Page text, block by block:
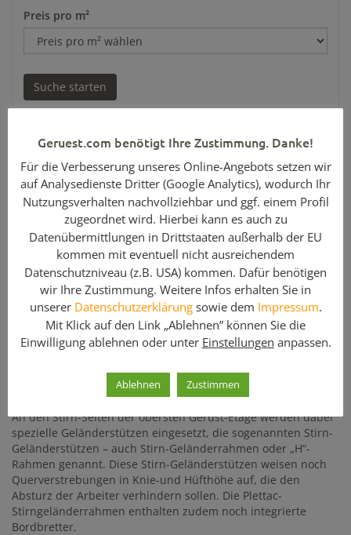
Preis pro m²
Stirn-Geländerrahmen SL 100×74 Plettac gebraucht – für den
Einsatz im Plettac SL 70 Fassadengerüst.
Enthaltene Komponenten
Artikelbezeichnung
Stahl-Stirnseiten-Geländerrahmen SL 100 x 74
Auf die oberste Belag-Etage werden in der Regel keine
Stellrahmen mehr aufgesteckt. Standardmäßig werden dort
Dies sind „L“-förmige Stahlteile, mit Kippfingern oder
Geländerkästchen zur Aufnahme der Rückengeländer.
An den Stirn-Seiten der obersten Gerüst-Etage werden dabei
spezielle Geländerstützen eingesetzt, die sogenannten Stirn-
Geländerstützen – auch Stirn-Geländerrahmen oder „H“-
Rahmen genannt. Diese Stirn-Geländerstützen weisen noch
Querverstrebungen in Knie-und Hüfthöhe auf, die den
Absturz der Arbeiter verhindern sollen. Die Plettac-
Stirngeländerrahmen enthalten zudem noch integrierte
Bordbretter.
Geruest.com benötigt Ihre Zustimmung. Danke!
Für die Verbesserung unseres Online-Angebots setzen wir
auf Analysedienste Dritter (Google Analytics), wodurch Ihr
Nutzungsverhalten nachvollziehbar und ggf. einem Profil
zugeordnet wird. Hierbei kann es auch zu
Datenübermittlungen in Drittstaaten außerhalb der EU
kommen mit eventuell nicht ausreichendem
Datenschutzniveau (z.B. USA) kommen. Dafür benötigen
wir Ihre Zustimmung. Weitere Infos erhalten Sie in
unserer Datenschutzerklärungsowie dem Impressum.
Mit Klick auf den Link „Ablehnen” können Sie die
Einwilligung ablehnen oder unter Einstellungen anpassen.
Ablehnen Zustimmen